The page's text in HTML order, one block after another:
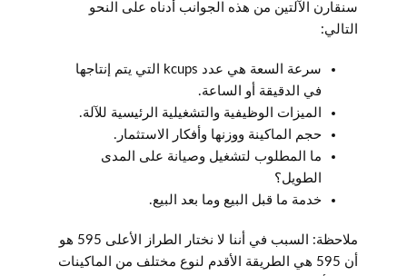
سنقارن الآلتين من هذه الجوانب أدناه على النحو
التالي:
سرعة السعة هي عدد kcups التي يتم إنتاجها
في الدقيقة أو الساعة.
الميزات الوظيفية والتشغيلية الرئيسية للآلة.
حجم الماكينة ووزنها وأفكار الاستثمار.
ما المطلوب لتشغيل وصيانة على المدى
الطويل؟
خدمة ما قبل البيع وما بعد البيع.
ملاحظة: السبب في أننا لا نختار الطراز الأعلى 595 هو
أن 595 هي الطريقة الأقدم لنوع مختلف من الماكينات